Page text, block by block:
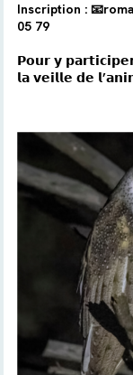
Inscription :
05 79
𝗣𝗼𝘂𝗿 𝘆
𝗹𝗮 𝘃𝗲𝗶𝗹𝗹𝗲 𝗱𝗲